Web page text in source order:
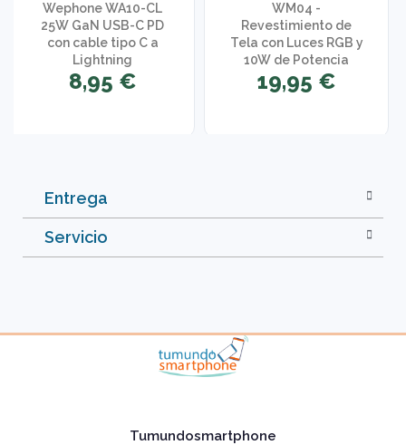
Wephone WA10-CL
25W GaN USB-C PD
con cable tipo C a
Lightning
8,95 €
WM04 -
Revestimiento de
Tela con Luces RGB y
10W de Potencia
19,95 €
Entrega
Servicio
Tumundosmartphone